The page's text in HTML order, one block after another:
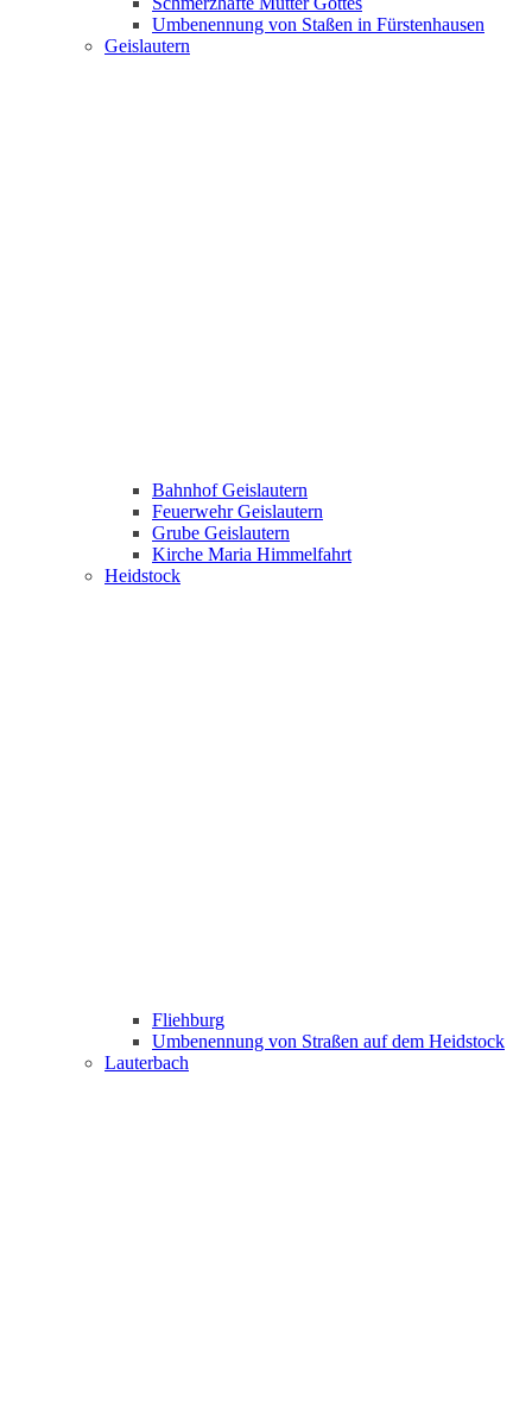
Umbenennung von Staßen in Fürstenhausen
Geislautern
Bahnhof Geislautern
Feuerwehr Geislautern
Grube Geislautern
Kirche Maria Himmelfahrt
Heidstock
Fliehburg
Umbenennung von Straßen auf dem Heidstock
Lauterbach